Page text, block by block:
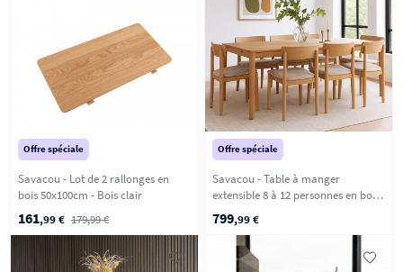
Offre spéciale
Savacou - Lot de 2 rallonges en
bois 50x100cm - Bois clair
161,99 € 179,99 €
Offre spéciale
Savacou - Table à manger
extensible 8 à 12 personnes en bois
799,99 €